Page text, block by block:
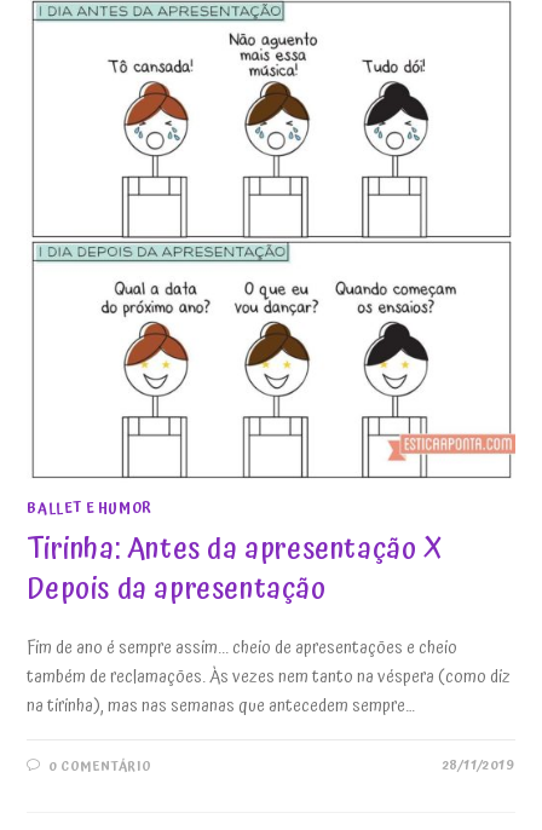
BALLET E HUMOR
Tirinha: Antes da apresentação X
Depois da apresentação
Fim de ano é sempre assim... cheio de apresentações e cheio
também de reclamações. Às vezes nem tanto na véspera (como diz
na tirinha), mas nas semanas que antecedem sempre…
0 COMENTÁRIO 28/11/2019